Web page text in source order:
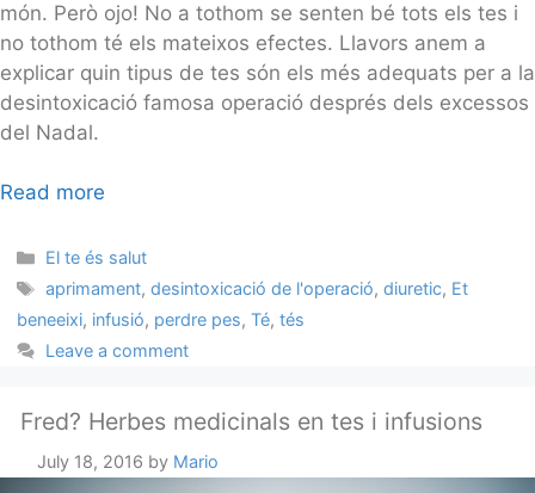
món. Però ojo! No a tothom se senten bé tots els tes i
no tothom té els mateixos efectes. Llavors anem a
explicar quin tipus de tes són els més adequats per a la
desintoxicació famosa operació després dels excessos
del Nadal.
Read more
Categories
El te és salut
Tags
aprimament, desintoxicació de l'operació, diuretic, Et
beneeixi, infusió, perdre pes,Té,tés
Leave a comment
Fred? Herbes medicinals en tes i infusions
July 18, 2016 by Mario